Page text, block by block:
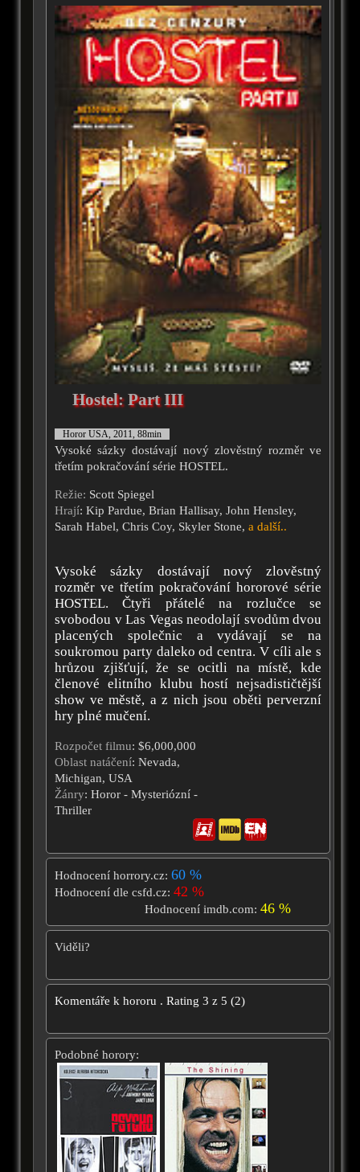
Hostel: Part III
Horor USA, 2011, 88min
Vysoké sázky dostávají nový zlověstný rozměr ve
třetím pokračování série HOSTEL.
Režie: Scott Spiegel
Hrají: Kip Pardue, Brian Hallisay, John Hensley,
Sarah Habel, Chris Coy, Skyler Stone, a další..
Vysoké sázky dostávají nový zlověstný
rozměr ve třetím pokračování hororové série
HOSTEL. Čtyři přátelé na rozlučce se
svobodou v Las Vegas neodolají svodům dvou
placených společnic a vydávají se na
soukromou party daleko od centra. V cíli ale s
hrůzou zjišťují, že se ocitli na místě, kde
členové elitního klubu hostí nejsadističtější
show ve městě, a z nich jsou oběti perverzní
hry plné mučení.
Rozpočet filmu: $6,000,000
Oblast natáčení: Nevada,
Michigan, USA
Žánry: Horor - Mysteriózní -
Thriller
Hodnocení horrory.cz: 60 %
Hodnocení dle csfd.cz: 42 %
Hodnocení imdb.com:46 %
Viděli?
Komentáře k hororu . Rating 3 z 5 (2)
Podobné horory: